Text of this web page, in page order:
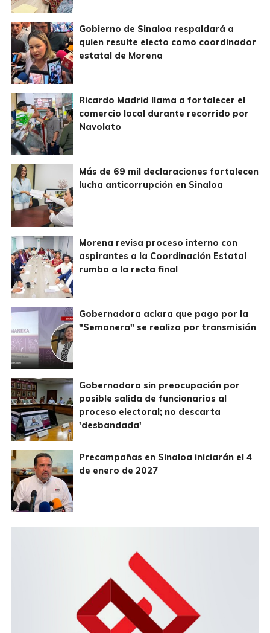
Gobierno de Sinaloa respaldará a
quien resulte electo como coordinador
estatal de Morena
Ricardo Madrid llama a fortalecer el
comercio local durante recorrido por
Navolato
Más de 69 mil declaraciones fortalecen
lucha anticorrupción en Sinaloa
Morena revisa proceso interno con
aspirantes a la Coordinación Estatal
rumbo a la recta final
Gobernadora aclara que pago por la
"Semanera" se realiza por transmisión
Gobernadora sin preocupación por
posible salida de funcionarios al
proceso electoral; no descarta
'desbandada'
Precampañas en Sinaloa iniciarán el 4
de enero de 2027